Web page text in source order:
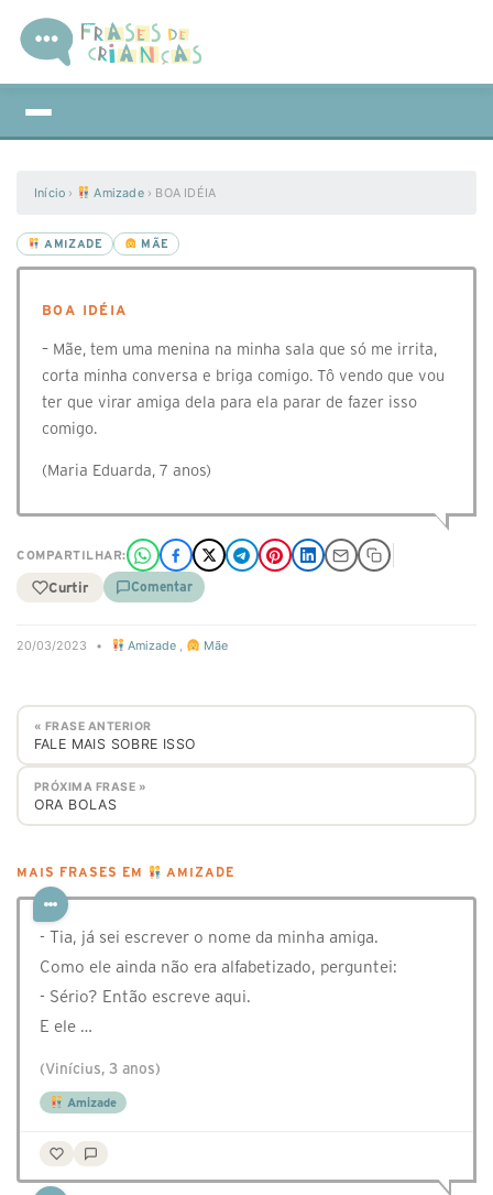
Início › Amizade › BOA IDÉIA
AMIZADE MÃE
BOA IDÉIA
– Mãe, tem uma menina na minha sala que só me irrita,
corta minha conversa e briga comigo. Tô vendo que vou
ter que virar amiga dela para ela parar de fazer isso
comigo.
(Maria Eduarda, 7 anos)
COMPARTILHAR:
Curtir Comentar
20/03/2023 • Amizade , Mãe
« FRASE ANTERIOR
FALE MAIS SOBRE ISSO
PRÓXIMA FRASE »
ORA BOLAS
MAIS FRASES EM AMIZADE
- Tia, já sei escrever o nome da minha amiga.
Como ele ainda não era alfabetizado, perguntei:
- Sério? Então escreve aqui.
E ele …
(Vinícius, 3 anos)
Amizade